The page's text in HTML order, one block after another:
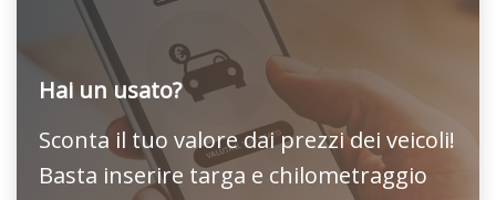
Hai un usato?
Sconta il tuo valore dai prezzi dei veicoli!
Basta inserire targa e chilometraggio